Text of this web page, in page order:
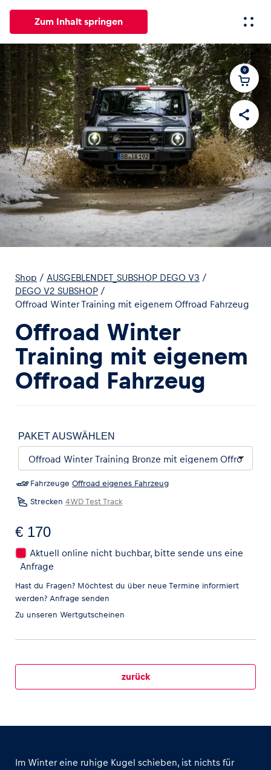
Zum Inhalt springen
Alle News Events Erlebnisse Seiten
Fahrzeug
Business
Glossar
0
Shop / AUSGEBLENDET_SUBSHOP DEGO V3 /
DEGO V2 SUBSHOP /
Offroad Winter Training mit eigenem Offroad Fahrzeug
Offroad Winter
Training mit eigenem
Offroad Fahrzeug
PAKET AUSWÄHLEN
Fahrzeuge Offroad eigenes Fahrzeug
Strecken 4WD Test Track
€ 170
Aktuell online nicht buchbar, bitte sende uns eine
Anfrage
Hast du Fragen? Möchtest du über neue Termine informiert
werden? Anfrage senden
Zu unseren Wertgutscheinen
zurück
Im Winter eine ruhige Kugel schieben, ist nichts für